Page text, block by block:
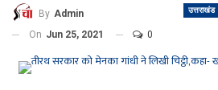
उत्तराखंड
By Admin
On Jun 25, 2021 0